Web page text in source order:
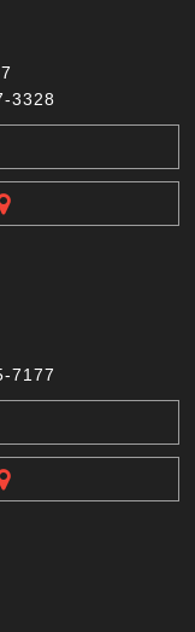
3328
7177